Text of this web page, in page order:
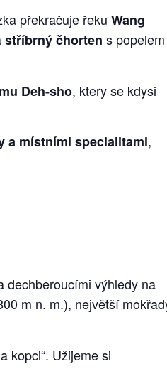
překračuje řeku Wang
stříbrný čhorten s popelem
Deh-sho, ktery se kdysi
a místními specialitami,
dechberoucími výhledy na
m n. m.), největší
kopci“. Užijeme si